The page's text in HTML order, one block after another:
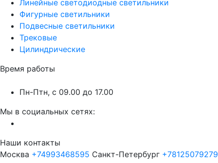
Линейные светодиодные светильники
Фигурные светильники
Подвесные светильники
Трековые
Цилиндрические
Время работы
Пн-Птн, с 09.00 до 17.00
Мы в социальных сетях:
Наши контакты
Москва +74993468595 Санкт-Петербург +78125079279